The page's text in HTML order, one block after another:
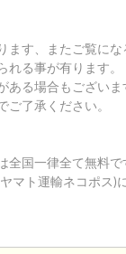
ます、またご覧に
れる事が有ります
ある場合もござい
了承ください。
国一律全て無料で
マト運輸ネコポス)